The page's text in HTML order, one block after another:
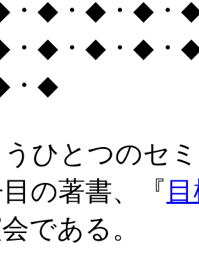
◆・◆・◆・
◆・◆・◆・
・◆
ひとつのセ
の著書、『
である。